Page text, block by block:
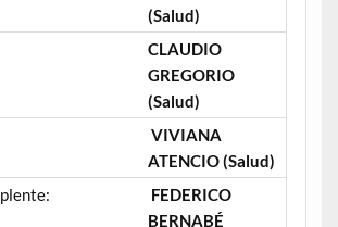
(Salud)
CLAUDIO
GREGORIO
(Salud)
VIVIANA
ATENCIO (Salud)
FEDERICO
BERNABÉ